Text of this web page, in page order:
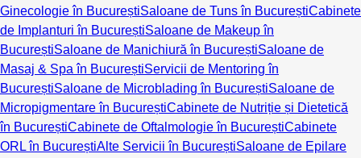
Ginecologie în BucureștiSaloane de Tuns în BucureștiCabinete
de Implanturi în BucureștiSaloane de Makeup în
BucureștiSaloane de Manichiură în BucureștiSaloane de
Masaj & Spa în BucureștiServicii de Mentoring în
BucureștiSaloane de Microblading în BucureștiSaloane de
Micropigmentare în BucureștiCabinete de Nutriție și Dietetică
în BucureștiCabinete de Oftalmologie în BucureștiCabinete
ORL în BucureștiAlte Servicii în BucureștiSaloane de Epilare